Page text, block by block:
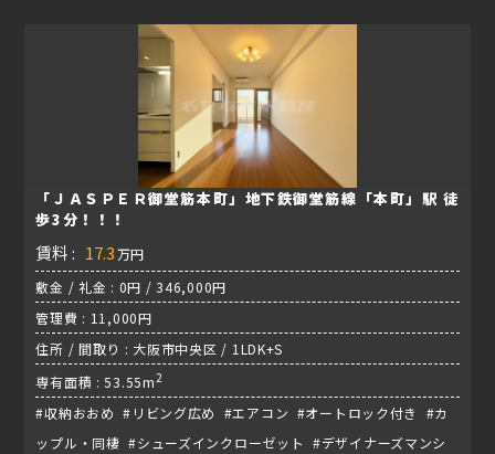
「ＪＡＳＰＥＲ御堂筋本町」地下鉄御堂筋線「本町」駅 徒
歩3分！！！
賃料 : 17.3 万円
敷金 / 礼金 : 0円 / 346,000円
管理費 : 11,000円
住所 / 間取り : 大阪市中央区 / 1LDK+S
専有面積 : 53.55m2
#収納おおめ #リビング広め #エアコン #オートロック付き #カ
ップル・同棲 #シューズインクローゼット #デザイナーズマンシ